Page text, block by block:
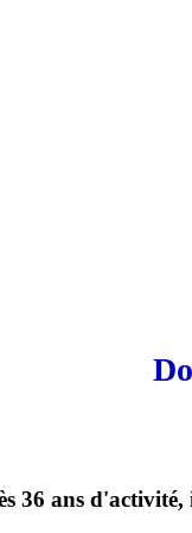
36 ans d'activité,